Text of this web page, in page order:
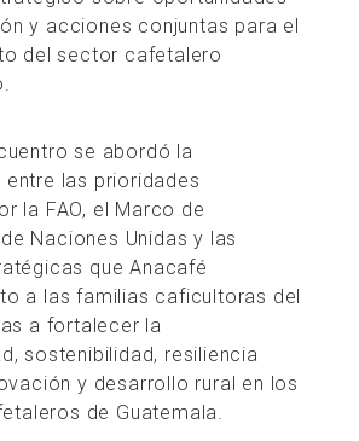
y acciones conjuntas para el
del sector cafetalero
se abordó la
las prioridades
la FAO, el Marco de
Naciones Unidas y las
que Anacafé
a las familias caficultoras del
a fortalecer la
sostenibilidad, resiliencia
y desarrollo rural en los
de Guatemala.